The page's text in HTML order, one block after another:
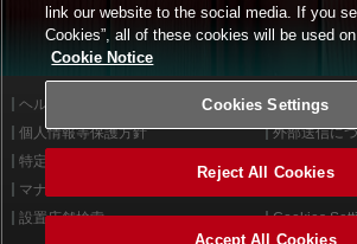
ヘルプ
利用規約
個人情報等保護方針
外部送信に
特定商取引法に基づく表示
マナー＆ルール
設置店舗検索
Cookies
link our website to the social media. If you
Cookies”, all of these cookies will be used
Cookie Notice
Cookies Settings
Reject All Cookies
Accept All Cookies